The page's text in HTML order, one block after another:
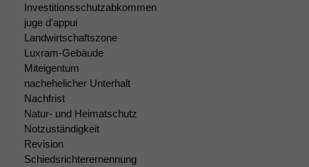
Investitionsschutzabkommen
juge d'appui
Landwirtschaftszone
Luxram-Gebäude
Miteigentum
nachehelicher Unterhalt
Nachfrist
Natur- und Heimatschutz
Notzuständigkeit
Revision
Schiedsrichterernennung